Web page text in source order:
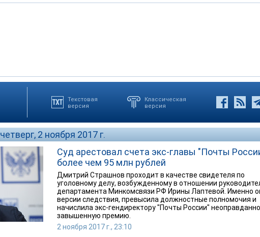
Текстовая
версия
Классическая
версия
четверг, 2 ноября 2017 г.
Суд арестовал счета экс-главы "Почты
более чем 95 млн рублей
Дмитрий Страшнов проходит в качестве свидетеля по
уголовному делу, возбужденному в отношении
департамента Минкомсвязи РФ Ирины Лаптевой. Именно
версии следствия, превысила должностные полномочия и
начислила экс-гендиректору "Почты России" неоправданно
завышенную премию.
2 ноября 2017 г., 23:10